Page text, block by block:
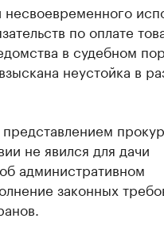
по оплате
в судебном
неустойка в
не явился для дачи
административном
законных